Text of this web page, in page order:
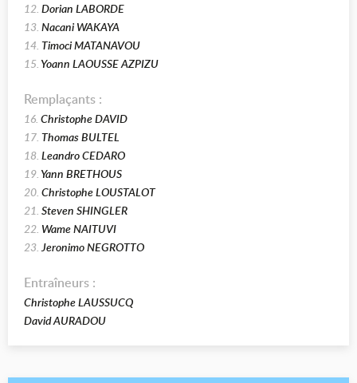
12. Dorian LABORDE
13. Nacani WAKAYA
14. Timoci MATANAVOU
15.Yoann LAOUSSE AZPIZU
Remplaçants :
16. Christophe DAVID
17. Thomas BULTEL
18. Leandro CEDARO
19.Yann BRETHOUS
20. Christophe LOUSTALOT
21. Steven SHINGLER
22. Wame NAITUVI
23.Jeronimo NEGROTTO
Entraîneurs :
Christophe LAUSSUCQ
David AURADOU